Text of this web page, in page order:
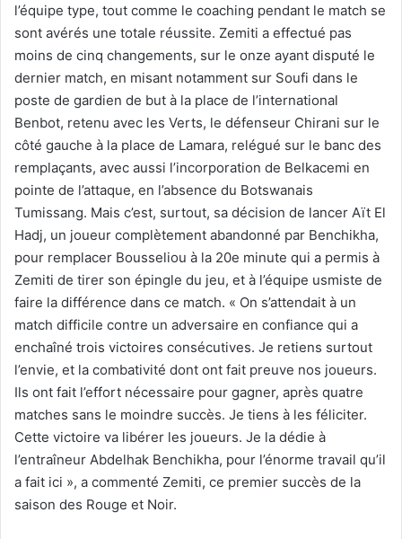
l’équipe type, tout comme le coaching pendant le match se
sont avérés une totale réussite. Zemiti a effectué pas
moins de cinq changements, sur le onze ayant disputé le
dernier match, en misant notamment sur Soufi dans le
poste de gardien de but à la place de l’international
Benbot, retenu avec les Verts, le défenseur Chirani sur le
côté gauche à la place de Lamara, relégué sur le banc des
remplaçants, avec aussi l’incorporation de Belkacemi en
pointe de l’attaque, en l’absence du Botswanais
Tumissang. Mais c’est, surtout, sa décision de lancer Aït El
Hadj, un joueur complètement abandonné par Benchikha,
pour remplacer Bousseliou à la 20e minute qui a permis à
Zemiti de tirer son épingle du jeu, et à l’équipe usmiste de
faire la différence dans ce match. « On s’attendait à un
match difficile contre un adversaire en confiance qui a
enchaîné trois victoires consécutives. Je retiens surtout
l’envie, et la combativité dont ont fait preuve nos joueurs.
Ils ont fait l’effort nécessaire pour gagner, après quatre
matches sans le moindre succès. Je tiens à les féliciter.
Cette victoire va libérer les joueurs. Je la dédie à
l’entraîneur Abdelhak Benchikha, pour l’énorme travail qu’il
a fait ici », a commenté Zemiti, ce premier succès de la
saison des Rouge et Noir.